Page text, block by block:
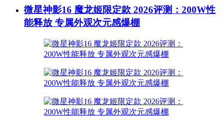
微星神影16 魔龙姬限定款 2026评测：200W性
能释放 专属外观次元感爆棚